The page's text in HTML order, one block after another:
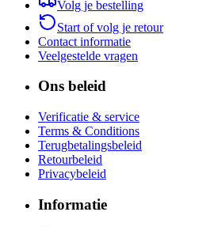
Volg je bestelling
Start of volg je retour
Contact informatie
Veelgestelde vragen
Ons beleid
Verificatie & service
Terms & Conditions
Terugbetalingsbeleid
Retourbeleid
Privacybeleid
Informatie